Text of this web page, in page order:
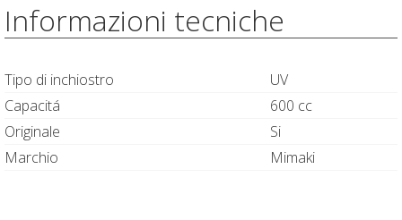
Informazioni tecniche
Tipo di inchiostro
UV
Capacitá
600 cc
Originale
Si
Marchio
Mimaki